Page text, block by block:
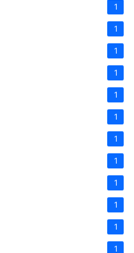
1
1
1
1
1
1
1
1
1
1
1
1